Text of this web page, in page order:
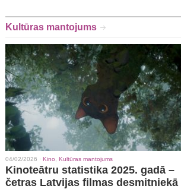
Kultūras mantojums
04/02/2026 · Kino Kultūras mantojums
Kinoteātru statistika 2025. gadā –
četras Latvijas filmas desmitniekā